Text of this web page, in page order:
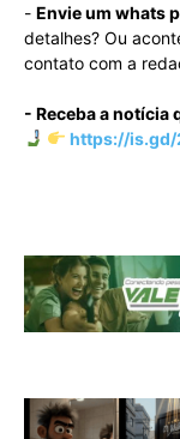
- Envie um whats
detalhes? Ou
contato com a
- Receba a notícia
https://is.gd/